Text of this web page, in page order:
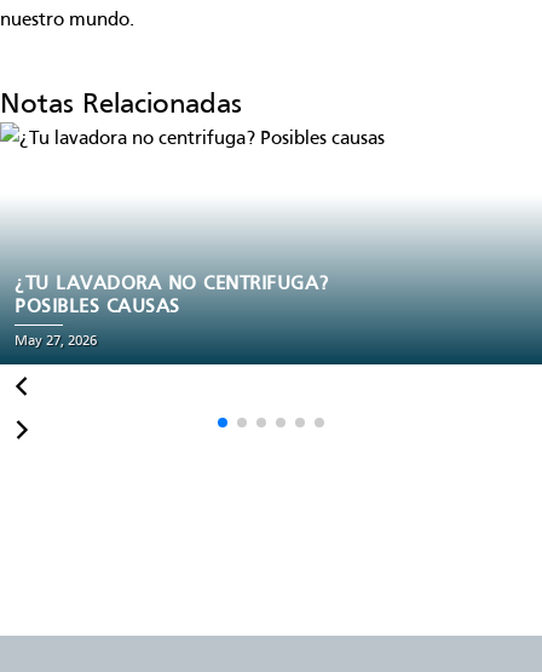
nuestro mundo.
Notas Relacionadas
¿QUÉ SIGNIFICA EL MODO DRY EN EL AIRE
ACONDICIONADO Y CUÁNDO USARLO?
May 27, 2026